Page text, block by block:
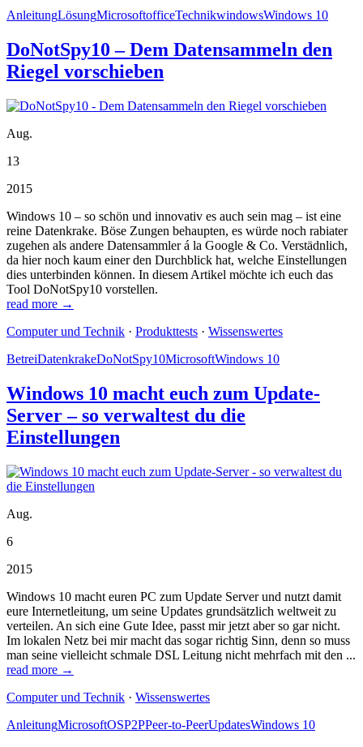
AnleitungLösungMicrosoftofficeTechnikwindowsWindows 10
DoNotSpy10 – Dem Datensammeln den
Riegel vorschieben
Aug.
13
2015
Windows 10 – so schön und innovativ es auch sein mag – ist eine
reine Datenkrake. Böse Zungen behaupten, es würde noch rabiater
zugehen als andere Datensammler á la Google & Co. Verstädnlich,
da hier noch kaum einer den Durchblick hat, welche Einstellungen
dies unterbinden können. In diesem Artikel möchte ich euch das
Tool DoNotSpy10 vorstellen.
read more →
Computer und Technik · Produkttests · Wissenswertes
BetreiDatenkrakeDoNotSpy10MicrosoftWindows 10
Windows 10 macht euch zum Update-
Server – so verwaltest du die
Einstellungen
Aug.
6
2015
Windows 10 macht euren PC zum Update Server und nutzt damit
eure Internetleitung, um seine Updates grundsätzlich weltweit zu
verteilen. An sich eine Gute Idee, passt mir jetzt aber so gar nicht.
Im lokalen Netz bei mir macht das sogar richtig Sinn, denn so muss
man seine vielleicht schmale DSL Leitung nicht mehrfach mit den ...
read more →
Computer und Technik · Wissenswertes
AnleitungMicrosoftOSP2PPeer-to-PeerUpdatesWindows 10